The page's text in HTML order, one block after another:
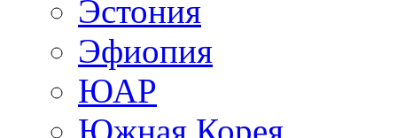
Эстония
Эфиопия
ЮАР
Южная Корея